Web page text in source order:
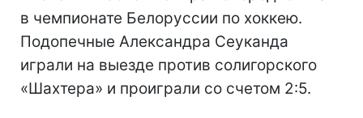
в чемпионате Белоруссии по хоккею.
Подопечные Александра Сеуканда
играли на выезде против солигорского
«Шахтера» и проиграли со счетом 2:5.